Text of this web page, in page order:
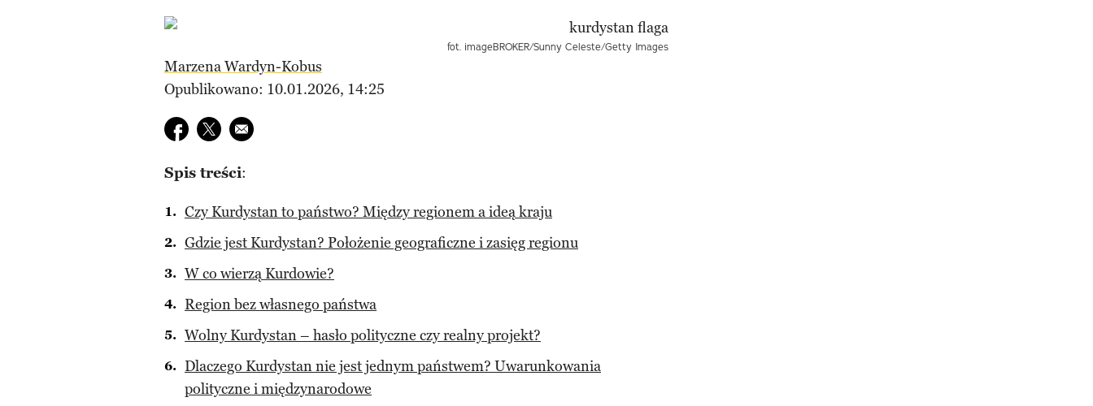
fot. imageBROKER/Sunny Celeste/Getty Images
Marzena Wardyn-Kobus
Opublikowano: 10.01.2026, 14:25
Udostępnij na facebook
Udostępnij na twitter
E-mail do przyjaciela
Spis treści:
Czy Kurdystan to państwo? Między regionem a ideą kraju
Gdzie jest Kurdystan? Położenie geograficzne i zasięg regionu
W co wierzą Kurdowie?
Region bez własnego państwa
Wolny Kurdystan – hasło polityczne czy realny projekt?
Dlaczego Kurdystan nie jest jednym państwem? Uwarunkowania
polityczne i międzynarodowe